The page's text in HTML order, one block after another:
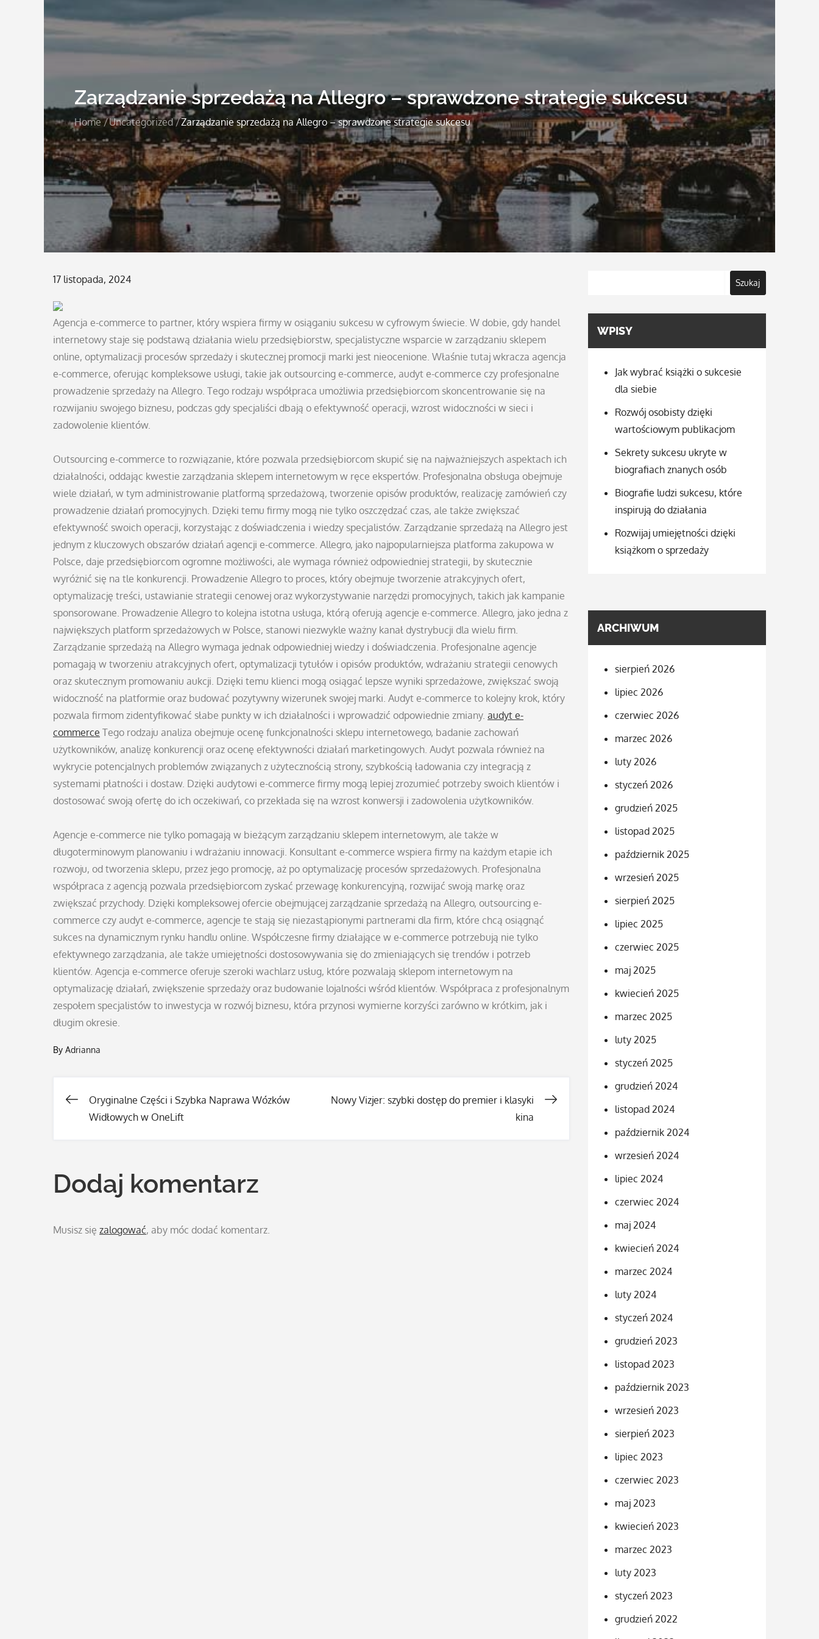
Zarządzanie sprzedażą na Allegro – sprawdzone strategie sukcesu
Home Uncategorized Zarządzanie sprzedażą na Allegro – sprawdzone strategie sukcesu
Posted
17 listopada, 2024
Agencja e-commerce to partner, który wspiera firmy w osiąganiu sukcesu w cyfrowym świecie. W dobie, gdy handel
internetowy staje się podstawą działania wielu przedsiębiorstw, specjalistyczne wsparcie w zarządzaniu sklepem
online, optymalizacji procesów sprzedaży i skutecznej promocji marki jest nieocenione. Właśnie tutaj wkracza agencja
e-commerce, oferując kompleksowe usługi, takie jak outsourcing e-commerce, audyt e-commerce czy profesjonalne
prowadzenie sprzedaży na Allegro. Tego rodzaju współpraca umożliwia przedsiębiorcom skoncentrowanie się na
rozwijaniu swojego biznesu, podczas gdy specjaliści dbają o efektywność operacji, wzrost widoczności w sieci i
zadowolenie klientów.
Outsourcing e-commerce to rozwiązanie, które pozwala przedsiębiorcom skupić się na najważniejszych aspektach ich
działalności, oddając kwestie zarządzania sklepem internetowym w ręce ekspertów. Profesjonalna obsługa obejmuje
wiele działań, w tym administrowanie platformą sprzedażową, tworzenie opisów produktów, realizację zamówień czy
prowadzenie działań promocyjnych. Dzięki temu firmy mogą nie tylko oszczędzać czas, ale także zwiększać
efektywność swoich operacji, korzystając z doświadczenia i wiedzy specjalistów. Zarządzanie sprzedażą na Allegro jest
jednym z kluczowych obszarów działań agencji e-commerce. Allegro, jako najpopularniejsza platforma zakupowa w
Polsce, daje przedsiębiorcom ogromne możliwości, ale wymaga również odpowiedniej strategii, by skutecznie
wyróżnić się na tle konkurencji. Prowadzenie Allegro to proces, który obejmuje tworzenie atrakcyjnych ofert,
optymalizację treści, ustawianie strategii cenowej oraz wykorzystywanie narzędzi promocyjnych, takich jak kampanie
sponsorowane. Prowadzenie Allegro to kolejna istotna usługa, którą oferują agencje e-commerce. Allegro, jako jedna z
największych platform sprzedażowych w Polsce, stanowi niezwykle ważny kanał dystrybucji dla wielu firm.
Zarządzanie sprzedażą na Allegro wymaga jednak odpowiedniej wiedzy i doświadczenia. Profesjonalne agencje
pomagają w tworzeniu atrakcyjnych ofert, optymalizacji tytułów i opisów produktów, wdrażaniu strategii cenowych
oraz skutecznym promowaniu aukcji. Dzięki temu klienci mogą osiągać lepsze wyniki sprzedażowe, zwiększać swoją
widoczność na platformie oraz budować pozytywny wizerunek swojej marki. Audyt e-commerce to kolejny krok, który
pozwala firmom zidentyfikować słabe punkty w ich działalności i wprowadzić odpowiednie zmiany. audyt e-
commerce Tego rodzaju analiza obejmuje ocenę funkcjonalności sklepu internetowego, badanie zachowań
użytkowników, analizę konkurencji oraz ocenę efektywności działań marketingowych. Audyt pozwala również na
wykrycie potencjalnych problemów związanych z użytecznością strony, szybkością ładowania czy integracją z
systemami płatności i dostaw. Dzięki audytowi e-commerce firmy mogą lepiej zrozumieć potrzeby swoich klientów i
dostosować swoją ofertę do ich oczekiwań, co przekłada się na wzrost konwersji i zadowolenia użytkowników.
Agencje e-commerce nie tylko pomagają w bieżącym zarządzaniu sklepem internetowym, ale także w
długoterminowym planowaniu i wdrażaniu innowacji. Konsultant e-commerce wspiera firmy na każdym etapie ich
rozwoju, od tworzenia sklepu, przez jego promocję, aż po optymalizację procesów sprzedażowych. Profesjonalna
współpraca z agencją pozwala przedsiębiorcom zyskać przewagę konkurencyjną, rozwijać swoją markę oraz
zwiększać przychody. Dzięki kompleksowej ofercie obejmującej zarządzanie sprzedażą na Allegro, outsourcing e-
commerce czy audyt e-commerce, agencje te stają się niezastąpionymi partnerami dla firm, które chcą osiągnąć
sukces na dynamicznym rynku handlu online. Współczesne firmy działające w e-commerce potrzebują nie tylko
efektywnego zarządzania, ale także umiejętności dostosowywania się do zmieniających się trendów i potrzeb
klientów. Agencja e-commerce oferuje szeroki wachlarz usług, które pozwalają sklepom internetowym na
optymalizację działań, zwiększenie sprzedaży oraz budowanie lojalności wśród klientów. Współpraca z profesjonalnym
zespołem specjalistów to inwestycja w rozwój biznesu, która przynosi wymierne korzyści zarówno w krótkim, jak i
długim okresie.
By Adrianna
Nawigacja
Oryginalne Części i Szybka Naprawa Wózków
Widłowych w OneLift
Nowy Vizjer: szybki dostęp do premier i klasyki
kina
Dodaj komentarz
Musisz się zalogować, aby móc dodać komentarz.
Szukaj
WPISY
Jak wybrać książki o sukcesie
dla siebie
Rozwój osobisty dzięki
wartościowym publikacjom
Sekrety sukcesu ukryte w
biografiach znanych osób
Biografie ludzi sukcesu, które
inspirują do działania
Rozwijaj umiejętności dzięki
książkom o sprzedaży
ARCHIWUM
sierpień 2026
lipiec 2026
czerwiec 2026
marzec 2026
luty 2026
styczeń 2026
grudzień 2025
listopad 2025
październik 2025
wrzesień 2025
sierpień 2025
lipiec 2025
czerwiec 2025
maj 2025
kwiecień 2025
marzec 2025
luty 2025
styczeń 2025
grudzień 2024
listopad 2024
październik 2024
wrzesień 2024
lipiec 2024
czerwiec 2024
maj 2024
kwiecień 2024
marzec 2024
luty 2024
styczeń 2024
grudzień 2023
listopad 2023
październik 2023
wrzesień 2023
sierpień 2023
lipiec 2023
czerwiec 2023
maj 2023
kwiecień 2023
marzec 2023
luty 2023
styczeń 2023
grudzień 2022